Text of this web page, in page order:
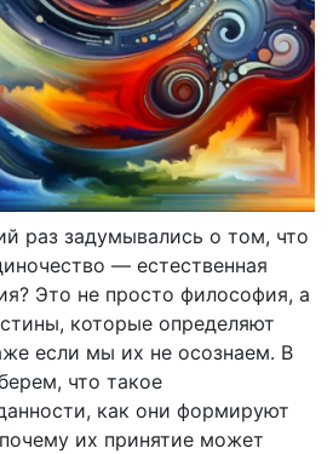
раз задумывались о том, что
— естественная
Это не просто философия, а
которые определяют
если мы их не осознаем. В
что такое
как они формируют
их принятие может